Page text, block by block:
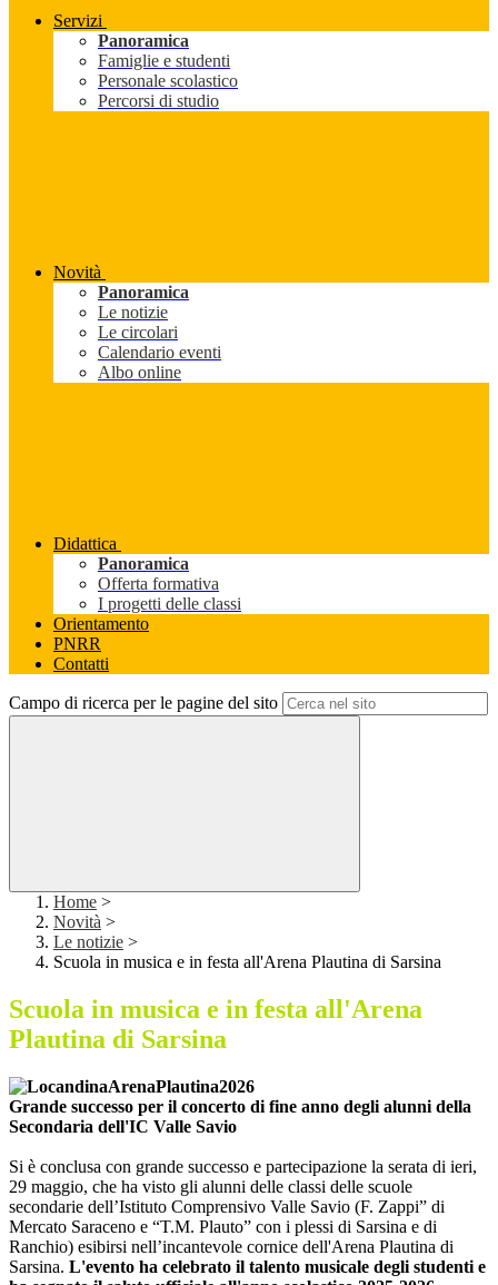
Servizi
Panoramica
Famiglie e studenti
Personale scolastico
Percorsi di studio
Novità
Panoramica
Le notizie
Le circolari
Calendario eventi
Albo online
Didattica
Panoramica
Offerta formativa
I progetti delle classi
Orientamento
PNRR
Contatti
Campo di ricerca per le pagine del sito
Home >
Novità >
Le notizie >
Scuola in musica e in festa all'Arena Plautina di Sarsina
Scuola in musica e in festa all'Arena
Plautina di Sarsina
Grande successo per il concerto di fine anno degli alunni della
Secondaria dell'IC Valle Savio
Si è conclusa con grande successo e partecipazione la serata di ieri,
29 maggio, che ha visto gli alunni delle classi delle scuole
secondarie dell’Istituto Comprensivo Valle Savio (F. Zappi” di
Mercato Saraceno e “T.M. Plauto” con i plessi di Sarsina e di
Ranchio) esibirsi nell’incantevole cornice dell'Arena Plautina di
Sarsina. L'evento ha celebrato il talento musicale degli studenti e